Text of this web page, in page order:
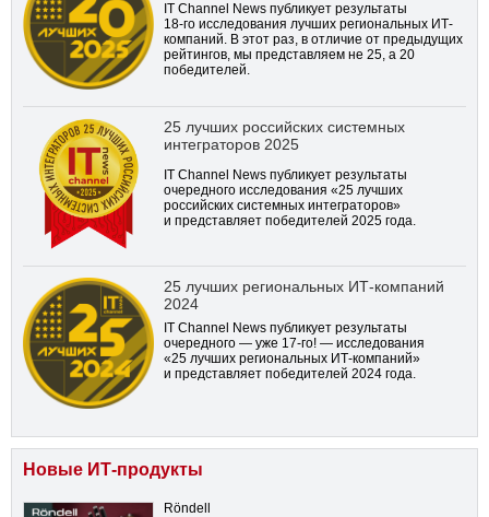
IT Channel News публикует результаты
18-го исследования лучших региональных ИТ-
компаний. В этот раз, в отличие от предыдущих
рейтингов, мы представляем не 25, а 20
победителей.
25 лучших российских системных
интеграторов 2025
IT Channel News публикует результаты
очередного исследования «25 лучших
российских системных интеграторов»
и представляет победителей 2025 года.
25 лучших региональных ИТ-компаний
2024
IT Channel News публикует результаты
очередного — уже 17-го! — исследования
«25 лучших региональных ИТ-компаний»
и представляет победителей 2024 года.
Новые ИТ-продукты
Röndell